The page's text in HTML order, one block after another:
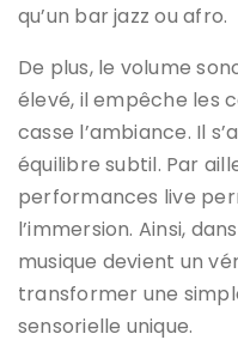
qu’un bar jazz ou afro.
De plus, le volume
élevé, il empêche les
casse l’ambiance. Il
équilibre subtil. Par
performances live
l’immersion. Ainsi,
musique devient un
transformer une
sensorielle unique.